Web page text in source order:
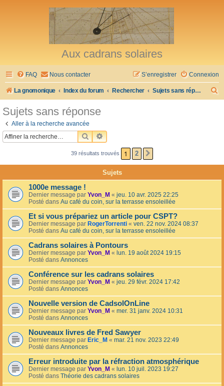
Aux cadrans solaires
FAQ Nous contacter Connexion
S’enregistrer
La gnomonique Index du forum Rechercher Sujets sans réponse
h
r
Sujets sans réponse
Aller à la recherche avancée
RECHERCHER
RECHERCHE AVANCÉE
39 résultats trouvés 1 2
Sujets
1000e message !
Dernier message par Yvon_M « jeu. 10 avr. 2025 22:25
Posté dans Au café du coin, sur la terrasse ensoleillée
Et si vous prépariez un article pour CSPT?
Dernier message par RogerTorrenti « ven. 22 nov. 2024 08:37
Posté dans Au café du coin, sur la terrasse ensoleillée
Cadrans solaires à Pontours
Dernier message par Yvon_M « lun. 19 août 2024 19:15
Posté dans Annonces
Conférence sur les cadrans solaires
Dernier message par Yvon_M « jeu. 29 févr. 2024 17:42
Posté dans Annonces
Nouvelle version de CadsolOnLine
Dernier message par Yvon_M « mer. 31 janv. 2024 10:31
Posté dans Annonces
Nouveaux livres de Fred Sawyer
Dernier message par Eric_M « mar. 21 nov. 2023 22:49
Posté dans Annonces
Erreur introduite par la réfraction atmosphérique
Dernier message par Yvon_M « lun. 10 juil. 2023 19:27
Posté dans Théorie des cadrans solaires